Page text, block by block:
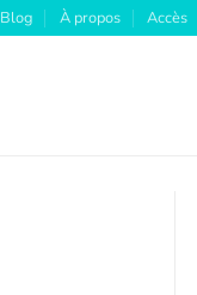
Blog À propos Accès